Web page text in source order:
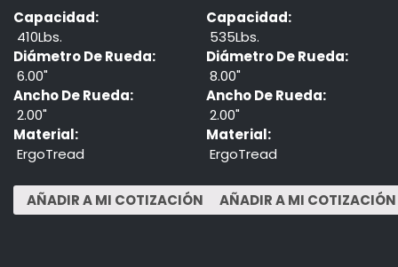
Capacidad:
410Lbs.
Diámetro De Rueda:
6.00"
Ancho De Rueda:
2.00"
Material:
ErgoTread
Capacidad:
535Lbs.
Diámetro De Rueda:
8.00"
Ancho De Rueda:
2.00"
Material:
ErgoTread